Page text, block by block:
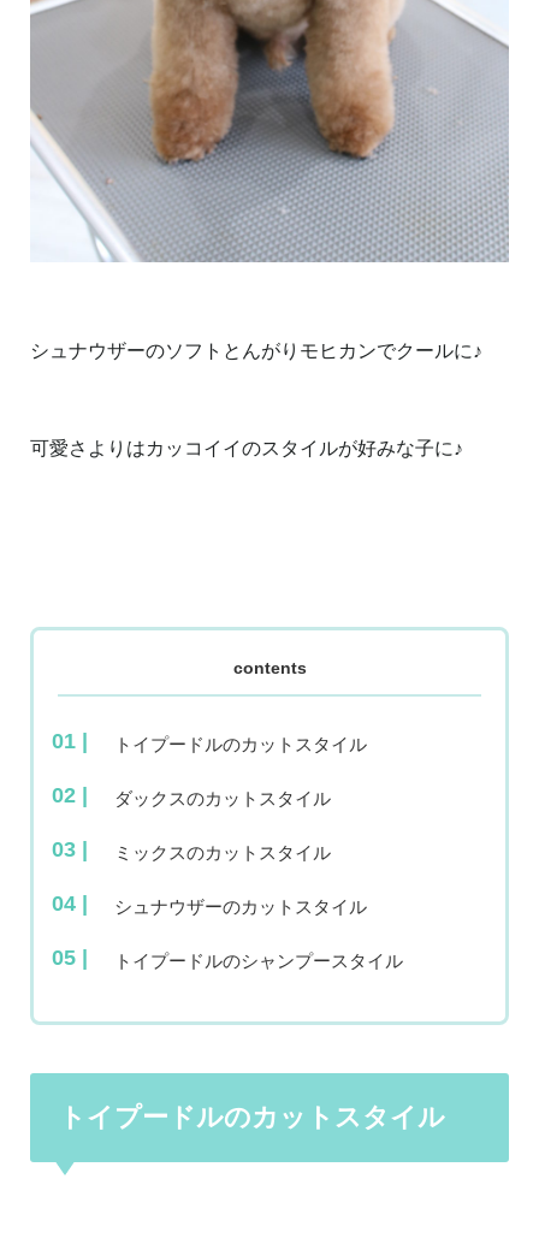
シュナウザーのソフトとんがりモヒカンでクールに♪
可愛さよりはカッコイイのスタイルが好みな子に♪
contents
トイプードルのカットスタイル
ダックスのカットスタイル
ミックスのカットスタイル
シュナウザーのカットスタイル
トイプードルのシャンプースタイル
トイプードルのカットスタイル